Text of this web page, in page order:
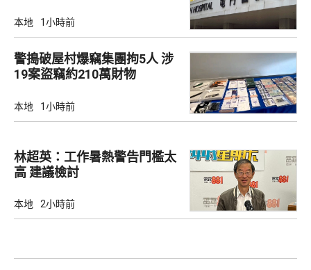
本地 1小時前
警搗破屋村爆竊集團拘5人 涉
19案盜竊約210萬財物
本地 1小時前
林超英：工作暑熱警告門檻太
高 建議檢討
本地 2小時前